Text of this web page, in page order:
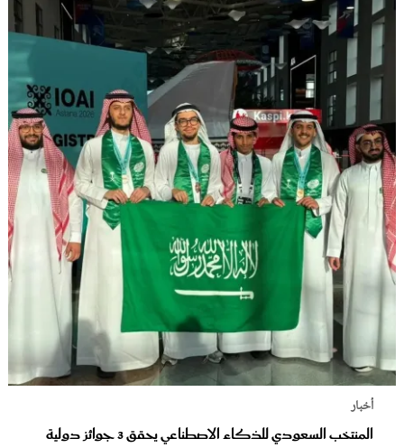
أخبار
المنتخب السعودي للذكاء الاصطناعي يحقق 3 جوائز دولية